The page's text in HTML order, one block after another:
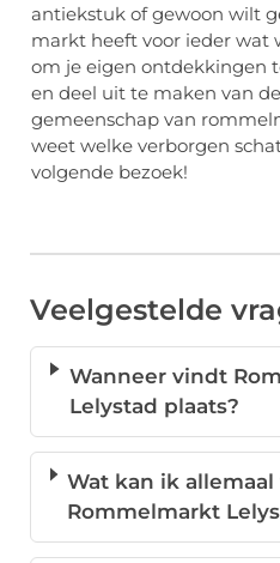
antiekstuk of gewoon wilt
markt heeft voor ieder wat
om je eigen ontdekkingen
en deel uit te maken van
gemeenschap van
weet welke verborgen
volgende bezoek!
Veelgestelde
Wanneer vindt
Lelystad plaats?
Wat kan ik
Rommelmarkt